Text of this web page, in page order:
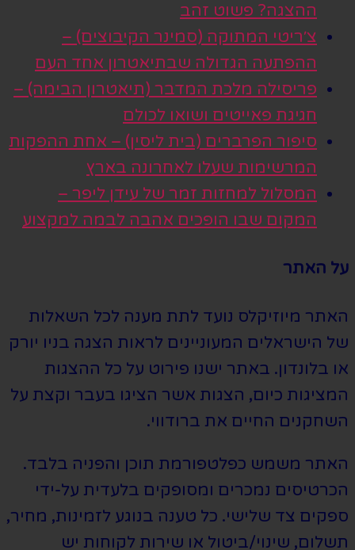
ההצגה? פשוט זהב
צ׳ריטי המתוקה (סמינר הקיבוצים) –
ההפתעה הגדולה שבתיאטרון אחד העם
פריסילה מלכת המדבר (תיאטרון הבימה) –
חגיגת פאייטים ושואו לכולם
סיפור הפרברים (בית ליסין) – אחת ההפקות
המרשימות שעלו לאחרונה בארץ
המסלול למחזות זמר של עידן ליפר –
המקום שבו הופכים אהבה לבמה למקצוע
על האתר
האתר מיוזיקלס נועד לתת מענה לכל השאלות
של הישראלים המעוניינים לראות הצגה בניו יורק
או בלונדון. באתר ישנו פירוט על כל ההצגות
המציגות כיום, הצגות אשר הציגו בעבר וקצת על
השחקנים החיים את ברודווי.
האתר משמש כפלטפורמת תוכן והפניה בלבד.
הכרטיסים נמכרים ומסופקים בלעדית על-ידי
ספקים צד שלישי. כל טענה בנוגע לזמינות, מחיר,
תשלום, שינוי/ביטול או שירות לקוחות יש